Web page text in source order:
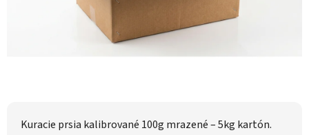
Kuracie prsia kalibrované 100g mrazené – 5kg kartón.